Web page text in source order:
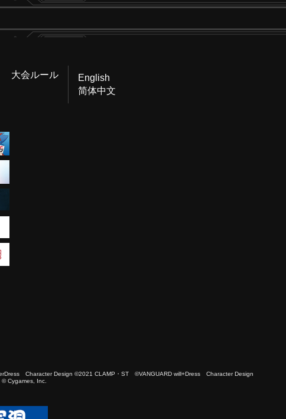
大会ルール
English
简体中文
Character Design ©2021 CLAMP・ST ©VANGUARD will+Dress Character Design
Cygames, Inc.